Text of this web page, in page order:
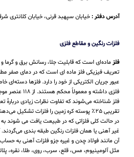
آدرس دفتر : خیابان سپهبد قرنی، خیابان کلانتری
فلزات رنگین و مقاطع فلزی
فلزماده‌ای است که قابلیت جلا، رسانش برق و گرما
عبور جریان الکتریکی از خود را دارد. فلزها دسته‌ای
فلز شناخته می‌شوند که تفاوت نظرات زیادی دربارهٔ
تقریبی ۲۵٪ پوسته کره زمین را فلزات تشکیل می‌دهند
در حالت کلی فلزاتی که در طبیعت یافت می شوند
غیر آهنی یا همان فلزات رنگین طبقه بندی می‌گردند.
آن مانند فولاد چدن و غیره جزو فلزات آهنی به
مثل آلومینیوم، مس، قلع، سرب، روی، طلا، نقره،